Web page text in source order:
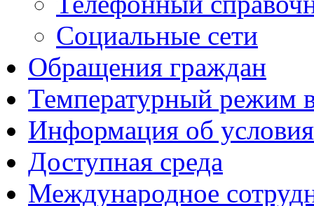
Социальные сети
Обращения граждан
Температурный режим
Информация об
Доступная среда
Международное